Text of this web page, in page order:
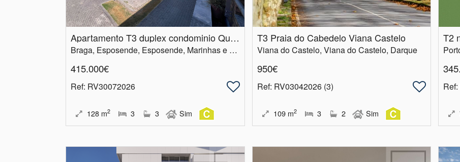
Apartamento T3 duplex condominio Quinta da Barca
Braga, Esposende, Esposende, Marinhas e Gandra
415.000€
Ref: RV30072026
128 m2 3 3 Sim
T3 Praia do Cabedelo Viana Castelo
Viana do Castelo, Viana do Castelo, Darque
950€
Ref: RV03042026 (3)
109 m2 3 2 Sim
Ref